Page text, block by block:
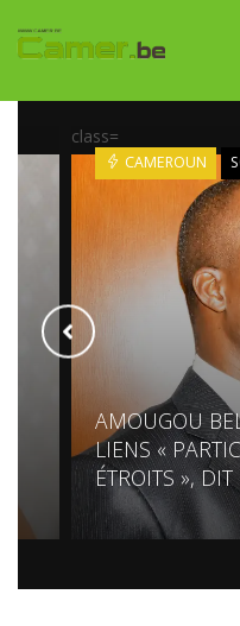
class=
CAMEROUN
AMOUGOU
LIENS «
ÉTROITS »,